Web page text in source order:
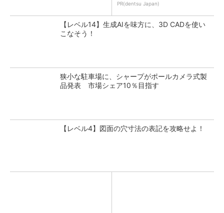
PR(dentsu Japan)
【レベル14】生成AIを味方に、3D CADを使い
こなそう！
狭小な駐車場に、シャープがポールカメラ式製
品発表 市場シェア10％目指す
【レベル4】図面の穴寸法の表記を攻略せよ！